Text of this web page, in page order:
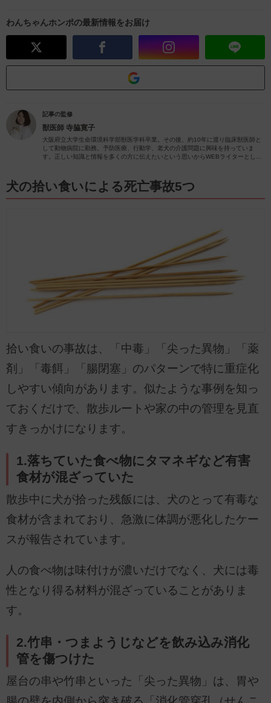
わんちゃんホンポの最新情報をお届け
記事の監修
獣医師 寺脇寛子
大阪府立大学生命環境科学部獣医学科卒業。その後、約10年に渡り臨床獣医師と
して動物病院に勤務。予防医療、行動学、老犬の介護問題に興味を持っていま
す。正しい知識と情報を多くの方に伝えたいという思いからWEBライターとして
犬の拾い食いによる死亡事故5つ
拾い食いの事故は、「中毒」「尖った異物」「薬
剤」「毒餌」「腸閉塞」のパターンで特に重症化
しやすい傾向があります。似たような事例を知っ
ておくだけで、散歩ルートや家の中の管理を見直
すきっかけになります。
1.落ちていた食べ物にタマネギなど有害
食材が混ざっていた
散歩中に犬が拾った残飯には、犬のとって有毒な
食材が含まれており、急激に体調が悪化したケー
スが報告されています。
人の食べ物は味付けが濃いだけでなく、犬には毒
性となり得る材料が混ざっていることがありま
す。
2.竹串・つまようじなどを飲み込み消化
管を傷つけた
屋台の串や竹串といった「尖った異物」は、胃や